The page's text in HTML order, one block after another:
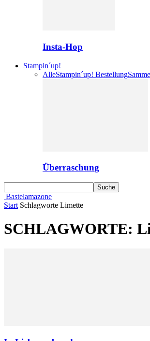
Insta-Hop
Stampin´up!
AlleStampin´up! Bestellung
Überraschung
Bastelamazone
Start Schlagworte Limette
SCHLAGWORTE: